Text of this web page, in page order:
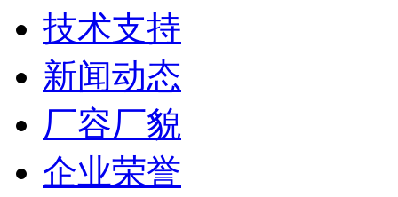
技术支持
新闻动态
厂容厂貌
企业荣誉